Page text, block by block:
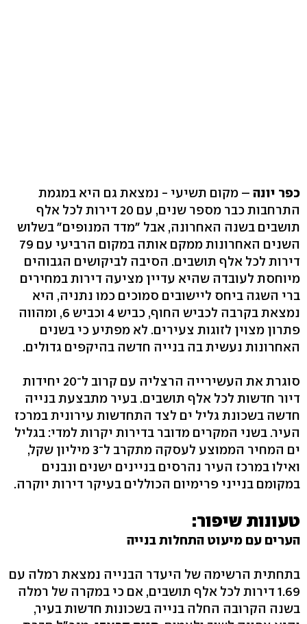
כפר יונה – מקום תשיעי - נמצאת גם היא במגמת
התרחבות כבר מספר שנים, עם 20 דירות לכל אלף
תושבים בשנה האחרונה, אבל "מדד המנופים" בשלוש
השנים האחרונות ממקם אותה במקום הרביעי עם 79
דירות לכל אלף תושבים. הסיבה לביקושים הגבוהים
מיוחסת לעובדה שהיא עדיין מציעה דירות במחירים
ברי השגה ביחס ליישובים סמוכים כמו נתניה, היא
נמצאת בקרבה לכביש החוף, כביש 4 וכביש 6, ומהווה
פתרון מצוין לזוגות צעירים. לא מפתיע כי בשנים
האחרונות נעשית בה בנייה חדשה בהיקפים גדולים.
סוגרת את העשירייה הרצליה עם קרוב ל־20 יחידות
דיור חדשות לכל אלף תושבים. בעיר מתבצעת בנייה
חדשה בשכונת גליל ים לצד התחדשות עירונית במרכז
העיר. בשני המקרים מדובר בדירות יקרות למדי: בגליל
ים המחיר הממוצע לעסקה מתקרב ל־3 מיליון שקל,
ואילו במרכז העיר נהרסים בניינים ישנים ונבנים
במקומם בנייני פרימיום הכוללים בעיקר דירות יוקרה.
טעונות שיפור:
הערים עם מיעוט התחלות בנייה
בתחתית הרשימה של היעדר הבנייה נמצאת רמלה עם
1.69 דירות לכל אלף תושבים, אם כי במקרה של רמלה
בשנה הקרובה החלה בנייה בשכונות חדשות בעיר,